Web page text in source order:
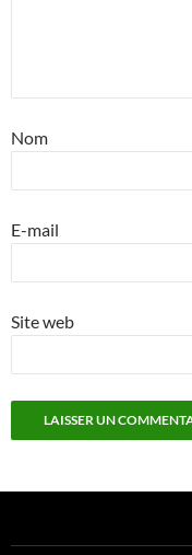
Nom
E-mail
Site web